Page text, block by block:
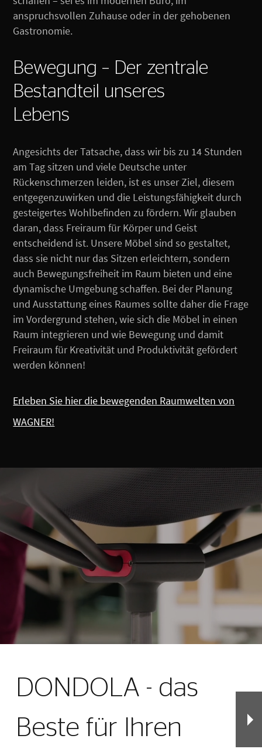
anspruchsvollen Zuhause oder in der gehobenen
Gastronomie.
Bewegung – Der zentrale
Bestandteil unseres
Lebens
Angesichts der Tatsache, dass wir bis zu 14 Stunden
am Tag sitzen und viele Deutsche unter
Rückenschmerzen leiden, ist es unser Ziel, diesem
entgegenzuwirken und die Leistungsfähigkeit durch
gesteigertes Wohlbefinden zu fördern. Wir glauben
daran, dass Freiraum für Körper und Geist
entscheidend ist. Unsere Möbel sind so gestaltet,
dass sie nicht nur das Sitzen erleichtern, sondern
auch Bewegungsfreiheit im Raum bieten und eine
dynamische Umgebung schaffen. Bei der Planung
und Ausstattung eines Raumes sollte daher die Frage
im Vordergrund stehen, wie sich die Möbel in einen
Raum integrieren und wie Bewegung und damit
Freiraum für Kreativität und Produktivität gefördert
werden können!
Erleben Sie hier die bewegenden Raumwelten von
WAGNER!
DONDOLA - das
Beste für Ihren
Video-
Player